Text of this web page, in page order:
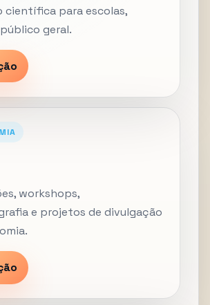
científica para escolas,
geral.
workshops,
e projetos de divulgação